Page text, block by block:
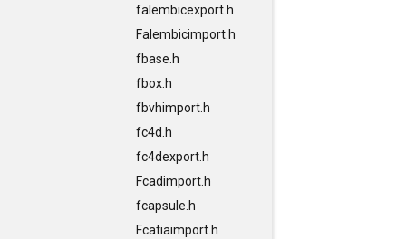
falembicexport.h
Falembicimport.h
fbase.h
fbox.h
fbvhimport.h
fc4d.h
fc4dexport.h
Fcadimport.h
fcapsule.h
Fcatiaimport.h